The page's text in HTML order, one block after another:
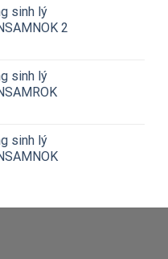
sinh lý
2
sinh lý
sinh lý